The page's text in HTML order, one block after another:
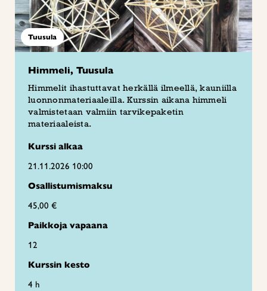
Tuusula
Himmeli, Tuusula
Himmelit ihastuttavat herkällä ilmeellä, kauniilla
luonnonmateriaaleilla. Kurssin aikana himmeli
valmistetaan valmiin tarvikepaketin
materiaaleista.
Kurssi alkaa
21.11.2026 10:00
Osallistumismaksu
45,00 €
Paikkoja vapaana
12
Kurssin kesto
4 h